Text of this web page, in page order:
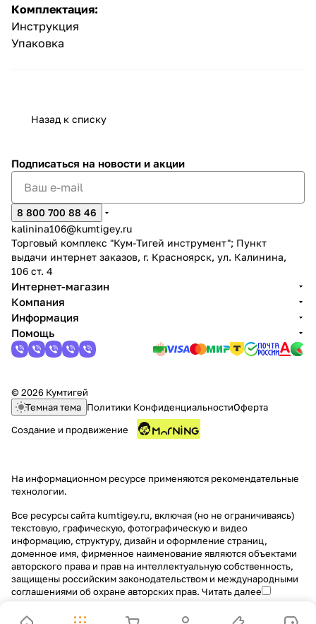
Комплектация:
Инструкция
Упаковка
Назад к списку
Подписаться на новости и акции
8 800 700 88 46
kalinina106@kumtigey.ru
Торговый комплекс "Кум-Тигей инструмент"; Пункт
выдачи интернет заказов, г. Красноярск, ул. Калинина,
106 ст. 4
Интернет-магазин
Компания
Информация
Помощь
© 2026 Кумтигей
Темная тема Политики КонфиденциальностиОферта
Создание и продвижение
На информационном ресурсе применяются рекомендательные
технологии.
Все ресурсы сайта kumtigey.ru, включая (но не ограничиваясь)
текстовую, графическую, фотографическую и видео
информацию, структуру, дизайн и оформление страниц,
доменное имя, фирменное наименование являются объектами
авторского права и прав на интеллектуальную собственность,
защищены российским законодательством и международными
соглашениями об охране авторских прав. Читать далее